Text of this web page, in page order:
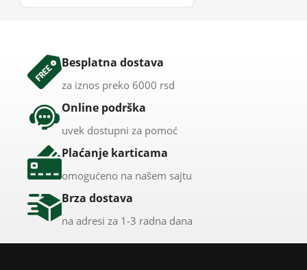
Besplatna dostava
za iznos preko 6000 rsd
Online podrška
uvek dostupni za pomoć
Plaćanje karticama
omogućeno na našem sajtu
Brza dostava
na adresi za 1-3 radna dana